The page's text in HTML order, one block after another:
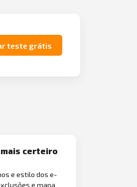
teste grátis
certeiro
e estilo dos e-
e mapa